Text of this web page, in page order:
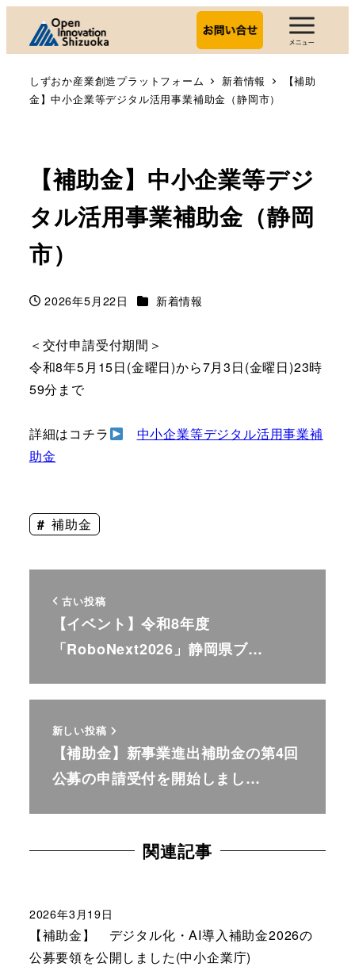
しずおか産業創造プラットフォーム 新着情報
【補助
金】中小企業等デジタル活用事業補助金（静岡市）
【補助金】中小企業等デジ
タル活用事業補助金（静岡
市）
投稿日
2026年5月22日 カテゴリー
新着情報
＜交付申請受付期間＞
令和8年5月15日(金曜日)から7月3日(金曜日)23時
59分まで
詳細はコチラ
中小企業等デジタル活用事業補
助金
補助金
古い投稿
【イベント】令和8年度
「RoboNext2026」静岡県ブ…
新しい投稿
【補助金】新事業進出補助金の第4回
公募の申請受付を開始しまし…
関連記事
【補助金】 デジタル化・AI導入補助金2026の
公募要領を公開しました(中小企業庁)
2026年3月19日